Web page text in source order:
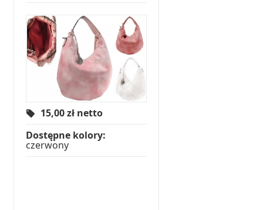
15,00zł netto
Dostępne kolory:
czerwony